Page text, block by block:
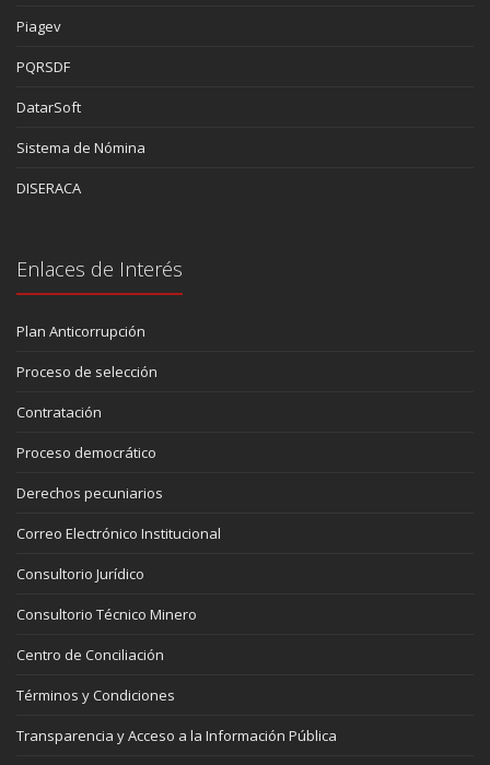
Piagev
PQRSDF
DatarSoft
Sistema de Nómina
DISERACA
Enlaces de Interés
Plan Anticorrupción
Proceso de selección
Contratación
Proceso democrático
Derechos pecuniarios
Correo Electrónico Institucional
Consultorio Jurídico
Consultorio Técnico Minero
Centro de Conciliación
Términos y Condiciones
Transparencia y Acceso a la Información Pública